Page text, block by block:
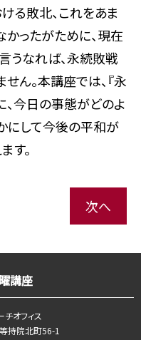
る敗北、これをあま
ったがために、現在
うなれば、永続敗戦
ん。本講座では、『永
今日の事態がどのよ
にして今後の平和が
す。
次へ
講座
オフィス
持院北町56-1